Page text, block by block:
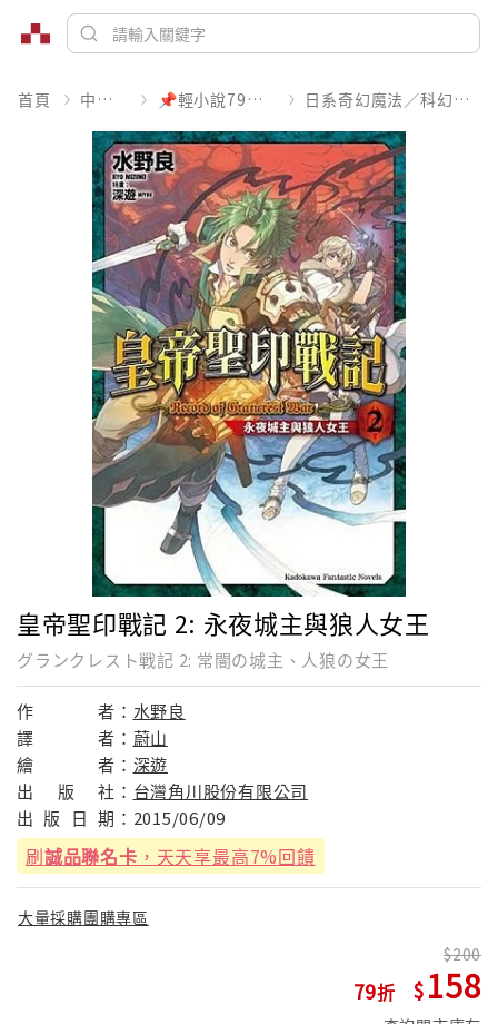
首頁 中文書 📌輕小說79折起 日系奇幻魔法／科幻冒險
皇帝聖印戰記 2: 永夜城主與狼人女王
グランクレスト戦記 2: 常闇の城主、人狼の女王
作 者： 水野良
譯
者： 蔚山
繪
者： 深遊
出
版 社： 台灣角川股份有限公司
出 版 日 期： 2015/06/09
刷誠品聯名卡 ，天天享最高7%回饋
大量採購團購專區
79
200
158